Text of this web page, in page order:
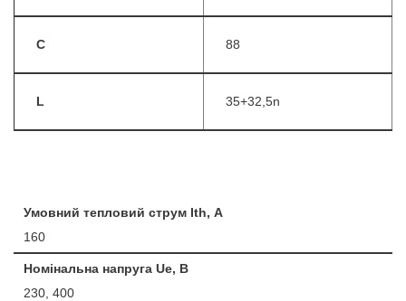
C 88
L 35+32,5n
Умовний тепловий струм Ith, А
160
Номінальна напруга Ue, B
230, 400